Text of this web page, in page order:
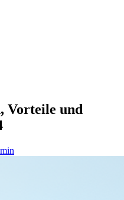
Vorteile und